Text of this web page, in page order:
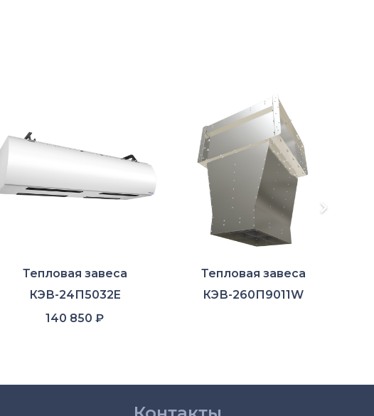
Тепловая завеса
КЭВ-24П5032E
140 850₽
Тепловая завеса
КЭВ-260П9011W